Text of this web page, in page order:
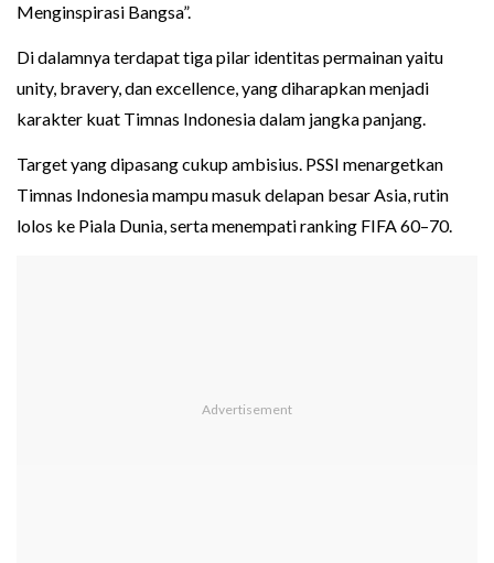
Menginspirasi Bangsa”.
Di dalamnya terdapat tiga pilar identitas permainan yaitu
unity, bravery, dan excellence, yang diharapkan menjadi
karakter kuat Timnas Indonesia dalam jangka panjang.
Target yang dipasang cukup ambisius. PSSI menargetkan
Timnas Indonesia mampu masuk delapan besar Asia, rutin
lolos ke Piala Dunia, serta menempati ranking FIFA 60–70.